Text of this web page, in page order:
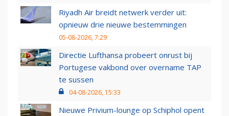
Riyadh Air breidt netwerk verder uit:
opnieuw drie nieuwe bestemmingen
05-08-2026, 7:29
Directie Lufthansa probeert onrust bij
Portugese vakbond over overname TAP
te sussen
04-08-2026, 15:33
Nieuwe Privium-lounge op Schiphol opent